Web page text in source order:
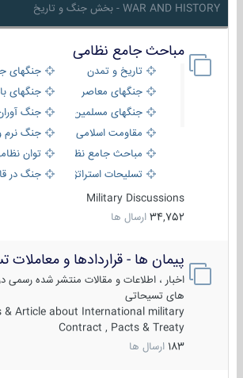
WAR AND HISTORY - بخش جنگ و تاریخ
مباحث جامع نظامی
تاریخ و تمدن
جنگهای
جنگهای معاصر
جنگهای
جنگهای مسلمین
جنگ آوران
مقاومت اسلامی
جنگ نرم و
مباحث جامع نظامی
توان نظامی
تسلیحات استراتژیک
جنگ در قاب
Military Discussions
34,752 ارسال ها
پیمان ها - قراردادها و معاملات
اخبار ، اطلاعات و مقالات منتشر شده رسمی در
های تسیحاتی
& Article about International military
Contract , Pacts & Treaty
183 ارسال ها